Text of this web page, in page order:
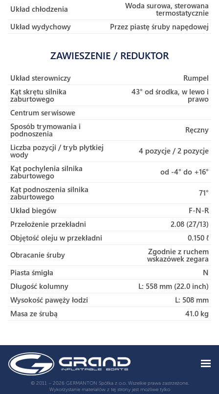
Układ chłodzenia Woda surowa, sterowana
termostatycznie
Układ wydychowy
Przez piastę śruby napędowej
ZAWIESZENIE / REDUKTOR
Układ sterowniczy
Rumpel
Kąt skrętu silnika
zaburtowego
43° od środka, w lewo i
prawo
Centrum serwisowe
Sposób trymowania i
podnoszenia
Ręczny
Liczba pozycji / tryb płytkiej
wody
4 pozycje / 2 pozycje
Kąt pochylenia silnika
zaburtowego
od -4° do +16°
Kąt podnoszenia silnika
zaburtowego
71°
Układ biegów
F-N-R
Przełożenie przekładni
2.08 (27/13)
Objętość oleju w przekładni
0.150 ℓ
Obracanie śruby
Zgodnie z ruchem
wskazówek zegara
Piasta śmigła
N
Długość kolumny
L: 558 mm (22.0 inch)
Wysokość pawęży łodzi
L: 508 mm
Masa ze śrubą
41.0 kg
© 2011 – 2026 GERMANTON Spółka z o.o. Wszelkie prawa zastrzeżone.
Wykorzystanie materiałów z tej strony jest możliwe tylko